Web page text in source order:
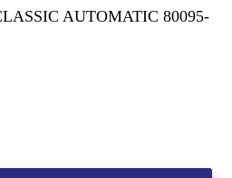
AUTOMATIC 80095-